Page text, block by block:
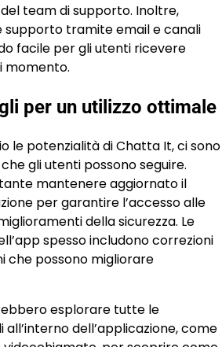
team di supporto. Inoltre,
tramite email e canali
facile per gli utenti ricevere
momento.
per un utilizzo ottimale
le potenzialità di Chatta It, ci sono
gli utenti possono seguire.
mantenere aggiornato il
per garantire l’accesso alle
della sicurezza. Le
spesso includono correzioni
che possono migliorare
esplorare tutte le
all’interno dell’applicazione, come